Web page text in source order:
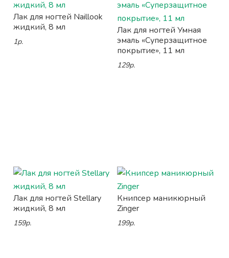
Лак для ногтей Naillook
жидкий, 8 мл
1р.
Лак для ногтей Умная
эмаль «Суперзащитное
покрытие», 11 мл
129р.
Лак для ногтей Stellary
жидкий, 8 мл
159р.
Книпсер маникюрный
Zinger
199р.